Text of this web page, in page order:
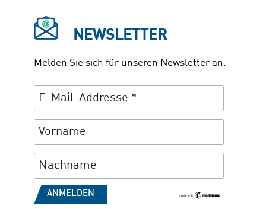
NEWSLETTER
Melden Sie sich für unseren Newsletter an.